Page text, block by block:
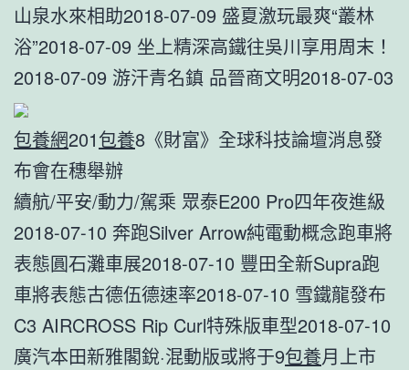
山泉水來相助2018-07-09 ​盛夏激玩最爽“叢林
浴”2018-07-09 坐上精深高鐵往吳川享用周末！
2018-07-09 游汗青名鎮 品晉商文明2018-07-03
包養網201包養8《財富》全球科技論壇消息發
布會在穗舉辦
續航/平安/動力/駕乘 眾泰E200 Pro四年夜進級
2018-07-10 奔跑Silver Arrow純電動概念跑車將
表態圓石灘車展2018-07-10 豐田全新Supra跑
車將表態古德伍德速率2018-07-10 雪鐵龍發布
C3 AIRCROSS Rip Curl特殊版車型2018-07-10
廣汽本田新雅閣銳·混動版或將于9包養月上市